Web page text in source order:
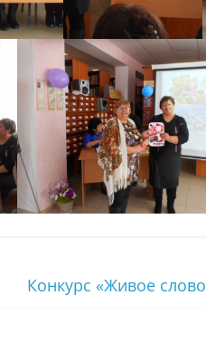
Конкурс «Живое